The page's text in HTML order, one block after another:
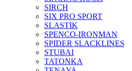
SIRCH
SIX PRO SPORT
SLASTIK
SPENCO-IRONMAN
SPIDER SLACKLINES
STUBAI
TATONKA